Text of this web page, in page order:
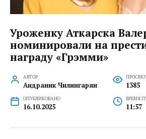
Уроженку Аткарска
номинировали на
награду «Грэмми»
АВТОР
Андраник Чилингарян 1385
ОПУБЛИКОВАНО
16.10.2025
ВРЕМЯ
11:57